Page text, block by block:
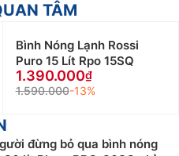
TÂM
Bình Nóng Lạnh Rossi
Puro 15 Lít Rpo 15SQ
1.390.000
1.590.000-13%
đừng bỏ qua bình nóng